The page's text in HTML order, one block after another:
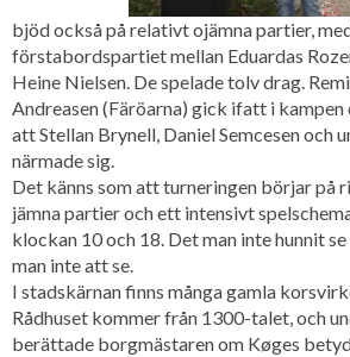
bjöd också på relativt ojämna partier,
förstabordspartiet mellan Eduardas
Heine Nielsen. De spelade tolv drag.
Andreasen (Färöarna) gick ifatt i
att Stellan Brynell, Daniel Semcesen och
närmade sig.
Det känns som att turneringen börjar på
jämna partier och ett intensivt
klockan 10 och 18. Det man inte hunnit
man inte att se.
I stadskärnan finns många gamla
Rådhuset kommer från 1300-talet, och
berättade borgmästaren om Køges